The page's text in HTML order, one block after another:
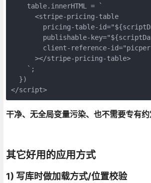
table.innerHTML = `
<stripe-pricing-table
pricing-table-
publishable-
client-reference-
></stripe-pricing-table>
`;
})
</script>
干净、无全局变量污染、也不需要专有
其它好用的应用方式
1) 写库时做加载方式/位置校验